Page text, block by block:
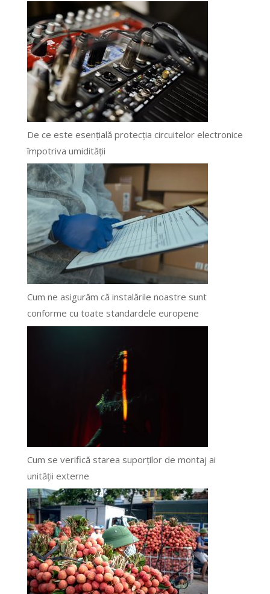
De ce este esențială protecția circuitelor electronice
împotriva umidității
Cum ne asigurăm că instalările noastre sunt
conforme cu toate standardele europene
Cum se verifică starea suporților de montaj ai
unității externe